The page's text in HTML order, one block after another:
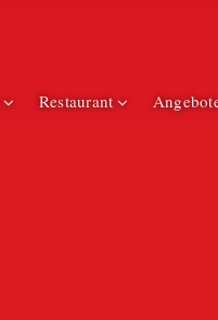
Restaurant